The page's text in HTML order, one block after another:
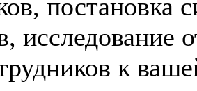
постановка
исследование
к